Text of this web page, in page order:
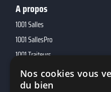
A propos
1001 Salles
1001 SallesPro
1001 Traiteurs
1001 DJ
10h01
Nos cookies vous
du bien